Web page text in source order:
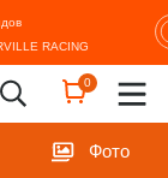
RACING
0
Фото